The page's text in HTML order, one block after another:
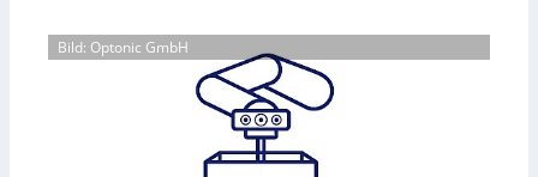
S
S
u
i
n
m
Bild: Optonic GmbH